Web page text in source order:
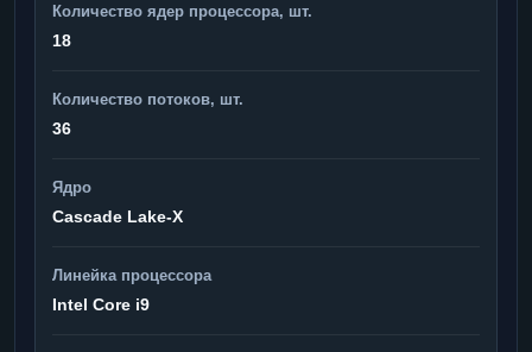
Количество ядер процессора, шт.
18
Количество потоков, шт.
36
Ядро
Cascade Lake-X
Линейка процессора
Intel Core i9